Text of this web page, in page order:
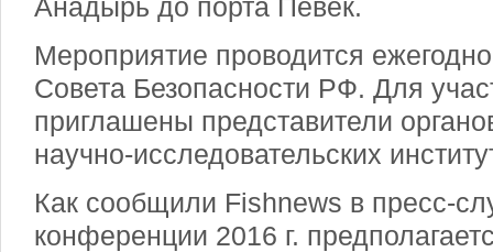
Анадырь до порта Певек.
Мероприятие проводится
Совета Безопасности РФ. Для
приглашены представители
научно-исследовательских
Как сообщили Fishnews в пресс-
конференции 2016 г.